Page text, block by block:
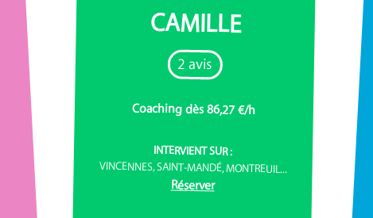
CAMILLE
2 avis
Coaching dès 86,27 €/h
INTERVIENT SUR :
VINCENNES, SAINT-MANDÉ, MONTREUIL...
Réserver